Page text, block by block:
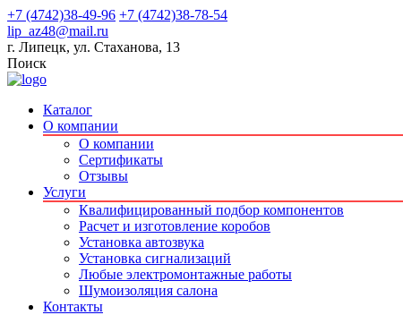
+7 (4742)38-49-96 +7 (4742)38-78-54
lip_az48@mail.ru
г. Липецк, ул. Стаханова, 13
Поиск
Каталог
О компании
О компании
Сертификаты
Отзывы
Услуги
Квалифицированный подбор компонентов
Расчет и изготовление коробов
Установка автозвука
Установка сигнализаций
Любые электромонтажные работы
Шумоизоляция салона
Контакты